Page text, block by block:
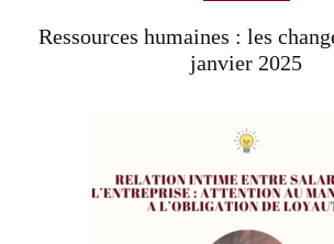
Ressources humaines : les
janvier 2025